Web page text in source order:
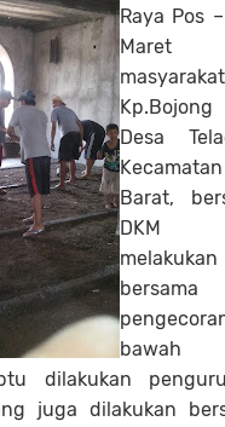
Raya Pos
Desa
Barat,
DKM
bawah
dilakukan
juga dilakukan